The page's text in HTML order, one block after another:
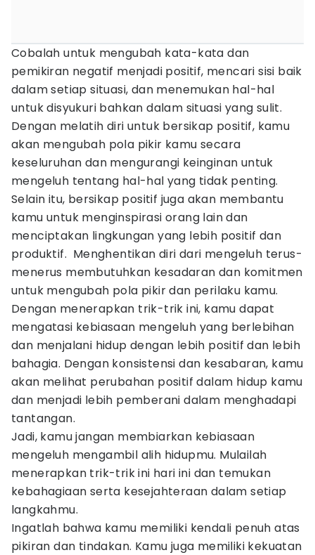
Cobalah untuk mengubah kata-kata dan
pemikiran negatif menjadi positif, mencari sisi baik
dalam setiap situasi, dan menemukan hal-hal
untuk disyukuri bahkan dalam situasi yang sulit.
Dengan melatih diri untuk bersikap positif, kamu
akan mengubah pola pikir kamu secara
keseluruhan dan mengurangi keinginan untuk
mengeluh tentang hal-hal yang tidak penting.
Selain itu, bersikap positif juga akan membantu
kamu untuk menginspirasi orang lain dan
menciptakan lingkungan yang lebih positif dan
produktif. Menghentikan diri dari mengeluh terus-
menerus membutuhkan kesadaran dan komitmen
untuk mengubah pola pikir dan perilaku kamu.
Dengan menerapkan trik-trik ini, kamu dapat
mengatasi kebiasaan mengeluh yang berlebihan
dan menjalani hidup dengan lebih positif dan lebih
bahagia. Dengan konsistensi dan kesabaran, kamu
akan melihat perubahan positif dalam hidup kamu
dan menjadi lebih pemberani dalam menghadapi
tantangan.
Jadi, kamu jangan membiarkan kebiasaan
mengeluh mengambil alih hidupmu. Mulailah
menerapkan trik-trik ini hari ini dan temukan
kebahagiaan serta kesejahteraan dalam setiap
langkahmu.
Ingatlah bahwa kamu memiliki kendali penuh atas
pikiran dan tindakan. Kamu juga memiliki kekuatan